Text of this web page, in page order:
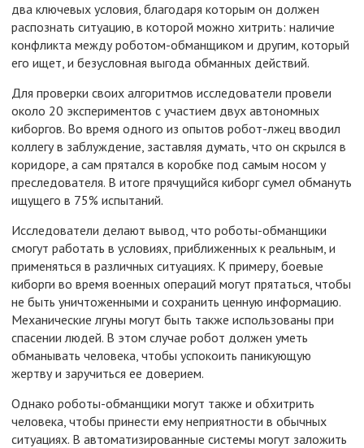
два ключевых условия, благодаря которым он должен
распознать ситуацию, в которой можно хитрить: наличие
конфликта между роботом-обманщиком и другим, который
его ищет, и безусловная выгода обманных действий.
Для проверки своих алгоритмов исследователи провели
около 20 экспериментов с участием двух автономных
киборгов. Во время одного из опытов робот-лжец вводил
коллегу в заблуждение, заставляя думать, что он скрылся в
коридоре, а сам прятался в коробке под самым носом у
преследователя. В итоге прячущийся киборг сумел обмануть
ищущего в 75% испытаний.
Исследователи делают вывод, что роботы-обманщики
смогут работать в условиях, приближенных к реальным, и
применяться в различных ситуациях. К примеру, боевые
киборги во время военных операций могут прятаться, чтобы
не быть уничтоженными и сохранить ценную информацию.
Механические лгуны могут быть также использованы при
спасении людей. В этом случае робот должен уметь
обманывать человека, чтобы успокоить паникующую
жертву и заручиться ее доверием.
Однако роботы-обманщики могут также и обхитрить
человека, чтобы принести ему неприятности в обычных
ситуациях. В автоматизированные системы могут заложить